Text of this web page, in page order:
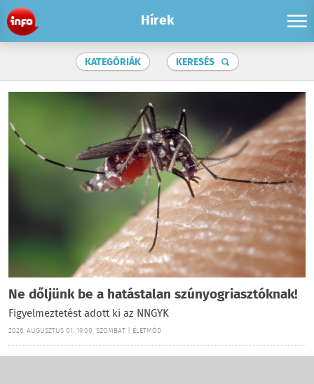
Hírek
KATEGÓRIÁK KERESÉS
Ne dőljünk be a hatástalan szúnyogriasztóknak!
Figyelmeztetést adott ki az NNGYK
2026. AUGUSZTUS 01. 19:00, SZOMBAT | ÉLETMÓD